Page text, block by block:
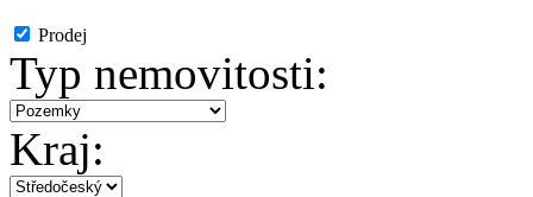
Prodej
Typ nemovitosti:
Kraj: